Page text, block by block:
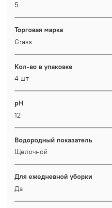
5
Торговая марка
Grass
Кол-во в упаковке
4 шт
pH
12
Водородный показатель
Щелочной
Для ежедневной уборки
Да